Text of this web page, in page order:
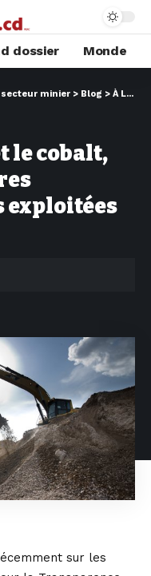
dossier Monde
secteur minier > Blog > À LA UNE
le cobalt,
exploitées
sur les